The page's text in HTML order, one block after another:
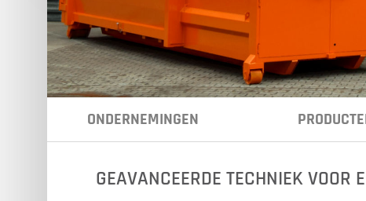
ONDERNEMINGEN
GEAVANCEERDE TECHNIEK VOOR